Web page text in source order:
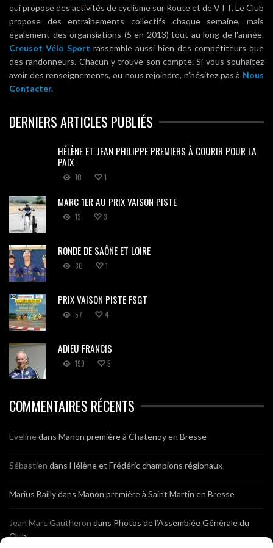
qui propose des activités de cyclisme sur Route et de VTT. Le Club
propose des entraînements collectifs chaque semaine, mais
également des organsiations (5 en 2013) tout au long de l'année.
Creusot Vélo Sport rassemble aussi bien des compétiteurs que
des randonneurs. Chacun y trouve son compte. Si vous souhaitez
avoir des renseignements, ou nous rejoindre, n'hésitez pas à Nous
Contacter.
DERNIERS ARTICLES PUBLIÉS
HÉLÈNE ET JEAN PHILIPPE PREMIERS À COURIR POUR LA
PAIX
10 1
MARC 1ER AU PRIX VAISON PISTE
13 3
RONDE DE SAÔNE ET LOIRE
30 1
PRIX VAISON PISTE FSGT
57 4
ADIEU FRANCIS
199 5
COMMENTAIRES RÉCENTS
Evelinedans Manon première à Chatenoy en Bresse
Sébastien dans Hélène et Frédéric champions régionaux
Marius Baillydans Manon première à Saint Martin en Bresse
Jean Marc Gautheron dans Photos de l’Assemblée Générale du
Club